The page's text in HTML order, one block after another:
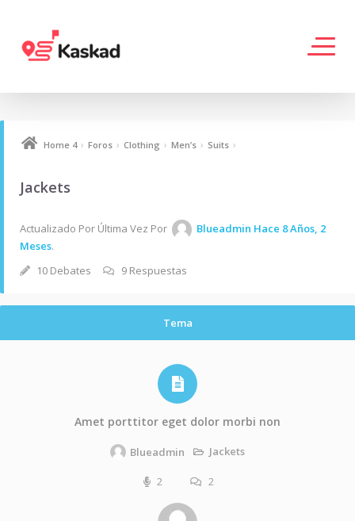
Home 4 › Foros › Clothing › Men’s › Suits ›
Jackets
Actualizado Por Última Vez Por Blueadmin Hace 8 Años, 2
Meses.
10 Debates
9 Respuestas
Tema
Amet porttitor eget dolor morbi non
Blueadmin Jackets
2 2